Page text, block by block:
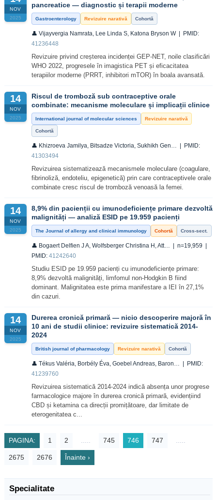
NOV
2025
pancreatice — diagnostic și terapii moderne
Gastroenterology Revizuire narativă Cohortă
👤 Vijayvergia Namrata, Lee Linda S, Katona Bryson W | PMID:
41236448
Revizuire privind creșterea incidenței GEP-NET, noile clasificări
WHO 2022, progresele în imagistica PET și eficacitatea
terapiilor moderne (PRRT, inhibitori mTOR) în boala avansată.
14
NOV
2025
Riscul de tromboză sub contraceptive orale
combinate: mecanisme moleculare și implicații clinice
International journal of molecular sciences Revizuire narativă
Cohortă
👤 Khizroeva Jamilya, Bitsadze Victoria, Sukhikh Gen… | PMID:
41303494
Revizuirea sistematizează mecanismele moleculare (coagulare,
fibrinoliză, endoteliu, epigenetică) prin care contraceptivele orale
combinate cresc riscul de tromboză venoasă la femei.
14
NOV
2025
8,9% din pacienții cu imunodeficiențe primare dezvoltă
malignități — analiză ESID pe 19.959 pacienți
The Journal of allergy and clinical immunology Cohortă Cross-sect.
👤 Bogaert Delfien J A, Wolfsberger Christina H, Att… | n=19,959 |
PMID: 41242640
Studiu ESID pe 19.959 pacienți cu imunodeficiențe primare:
8,9% dezvoltă malignități, limfomul non-Hodgkin B fiind
dominant. Malignitatea este prima manifestare a IEI în 27,1%
din cazuri.
14
NOV
2025
Durerea cronică primară — nicio descoperire majoră în
10 ani de studii clinice: revizuire sistematică 2014-
2024
British journal of pharmacology Revizuire narativă Cohortă
👤 Tékus Valéria, Borbély Éva, Goebel Andreas, Baron… | PMID:
41239760
Revizuirea sistematică 2014-2024 indică absența unor progrese
farmacologice majore în durerea cronică primară, evidențiind
CBD și ketamina ca direcții promițătoare, dar limitate de
eterogenitatea c...
PAGINA: 1 2 ..... 745 746 747 .....
2675 2676 Înainte ›
Specialitate